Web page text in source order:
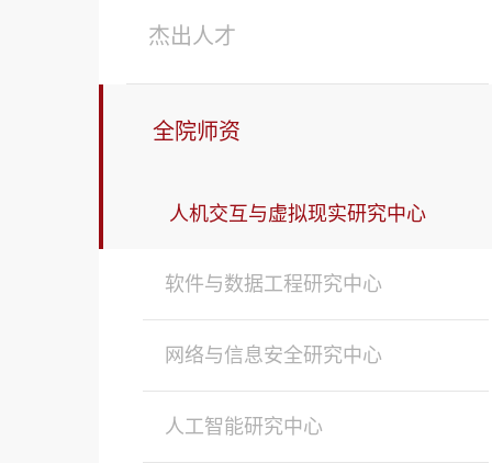
杰出人才
全院师资
人机交互与虚拟现实研究中心
软件与数据工程研究中心
网络与信息安全研究中心
人工智能研究中心